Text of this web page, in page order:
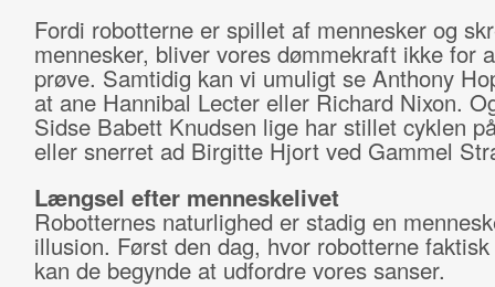
Fordi robotterne er spillet af mennesker og
mennesker, bliver vores dømmekraft ikke for
prøve. Samtidig kan vi umuligt se Anthony
at ane Hannibal Lecter eller Richard Nixon.
Sidse Babett Knudsen lige har stillet cyklen
eller snerret ad Birgitte Hjort ved Gammel
Længsel efter menneskelivet
Robotternes naturlighed er stadig en
illusion. Først den dag, hvor robotterne
kan de begynde at udfordre vores sanser.